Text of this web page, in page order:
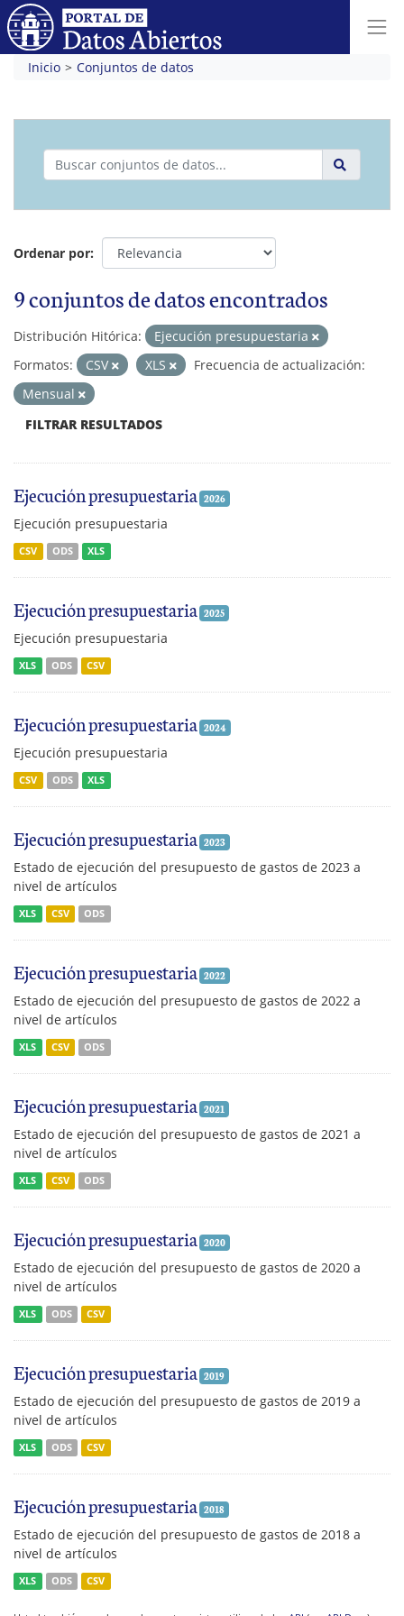
Inicio Conjuntos de datos
Ordenar por
9 conjuntos de datos encontrados
Distribución Hitórica:
Ejecución presupuestaria
Formatos:
CSV XLS
Frecuencia de actualización:
Mensual
FILTRAR RESULTADOS
Ejecución presupuestaria 2026
Ejecución presupuestaria
CSV ODS XLS
Ejecución presupuestaria 2025
Ejecución presupuestaria
XLS ODS CSV
Ejecución presupuestaria 2024
Ejecución presupuestaria
CSV ODS XLS
Ejecución presupuestaria 2023
Estado de ejecución del presupuesto de gastos de 2023 a
nivel de artículos
XLS CSV ODS
Ejecución presupuestaria 2022
Estado de ejecución del presupuesto de gastos de 2022 a
nivel de artículos
XLS CSV ODS
Ejecución presupuestaria 2021
Estado de ejecución del presupuesto de gastos de 2021 a
nivel de artículos
XLS CSV ODS
Ejecución presupuestaria 2020
Estado de ejecución del presupuesto de gastos de 2020 a
nivel de artículos
XLS ODS CSV
Ejecución presupuestaria 2019
Estado de ejecución del presupuesto de gastos de 2019 a
nivel de artículos
XLS ODS CSV
Ejecución presupuestaria 2018
Estado de ejecución del presupuesto de gastos de 2018 a
nivel de artículos
XLS ODS CSV